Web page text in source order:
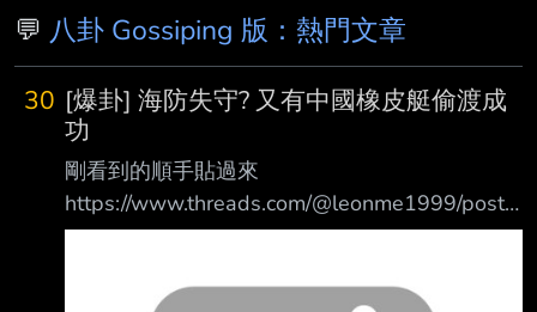
💬 八卦 Gossiping 版：熱門文章
30 [爆卦] 海防失守? 又有中國橡皮艇偷渡成
功
剛看到的順手貼過來
https://www.threads.com/@leonme1999/post/
Db29C-dGAjm 中國橡皮艇又偷渡台北闖關成功
沙灘兩天 如果不是釣客第主動報案， 海巡根本